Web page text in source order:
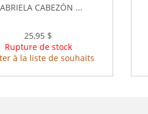
CABEZÓN ...
25,95 $
Rupture de stock
à la liste de souhaits